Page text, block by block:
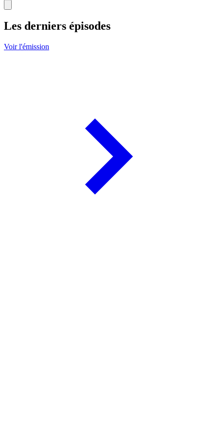
Les derniers épisodes
Voir l'émission